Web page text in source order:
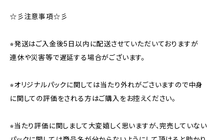
☆彡注意事項☆彡
⭐︎発送はご入金後5日以内に配送させていただいておりますが
連休や災害等で遅延する場合がございます。
⭐︎オリジナルパックに関しては当たり外れがごさいますので中身
に関しての評価をされる方はご購入をお控えください。
⭐︎当たり評価に関しまして大変嬉しく思いますが、完売していない